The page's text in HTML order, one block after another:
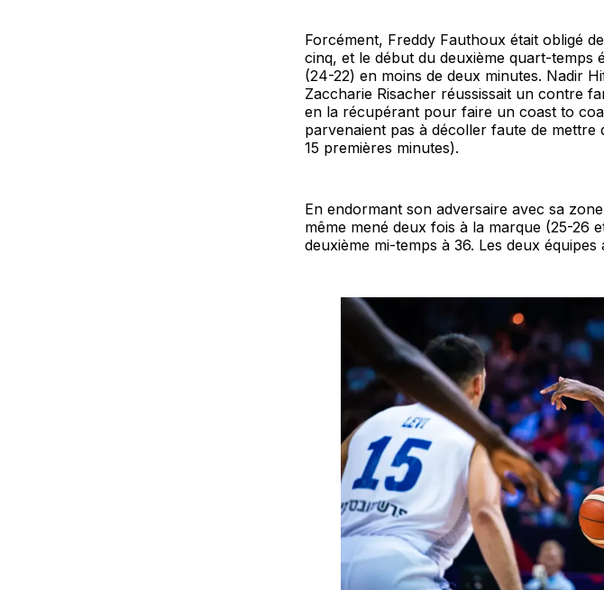
Forcément, Freddy Fauthoux était obligé
cinq, et le début du deuxième quart-
(24-22) en moins de deux minutes. Nadir
Zaccharie Risacher réussissait un contre
en la récupérant pour faire un coast to
parvenaient pas à décoller faute de
15 premières minutes).
En endormant son adversaire avec sa
même mené deux fois à la marque (25-26
deuxième mi-temps à 36. Les deux